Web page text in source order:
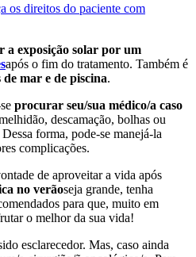
os direitos do paciente com
a exposição solar por um
após o fim do tratamento. Também é
mar e de piscina.
procurar seu/sua médico/a caso
descamação, bolhas ou
forma, pode-se manejá-la
complicações.
de aproveitar a vida após
no verãoseja grande, tenha
para que, muito em
o melhor da sua vida!
esclarecedor. Mas, caso ainda